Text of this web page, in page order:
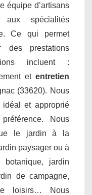
équipe d’artisans
aux spécialités
Ce qui permet
des prestations
incluent :
et entretien
(33620). Nous
et approprié
Nous
le jardin à la
paysager ou à
botanique, jardin
de campagne,
loisirs… Nous